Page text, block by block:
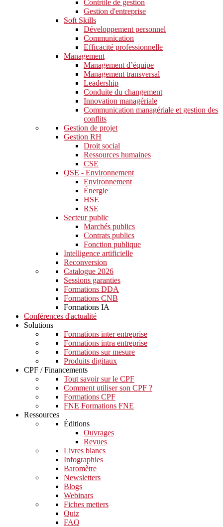
Contrôle de gestion
Gestion d'entreprise
Soft Skills​
Développement personnel
Communication
Efficacité professionnelle
Management
Management d’équipe
Management transversal
Leadership
Conduite du changement
Innovation managériale
Communication managériale et gestion des
conflits
Gestion de projet
Gestion RH
Droit social
Ressources humaines
CSE
QSE - Environnement
Environnement
Énergie
HSE
RSE
Secteur public
Marchés publics
Contrats publics
Fonction publique
Intelligence artificielle
Reconversion
Catalogue 2026
Sessions garanties
Formations DDA
Formations CNB
Formations IA
Conférences d'actualité
Solutions
Formations inter entreprise
Formations intra entreprise
Formations sur mesure
Produits digitaux
CPF / Financements
Tout savoir sur le CPF
Comment utiliser son CPF ?
Formations CPF
FNE Formations FNE
Ressources
Éditions
Ouvrages
Revues
Livres blancs
Infographies
Baromètre
Newsletters
Blogs
Webinars
Fiches metiers
Quiz
FAQ